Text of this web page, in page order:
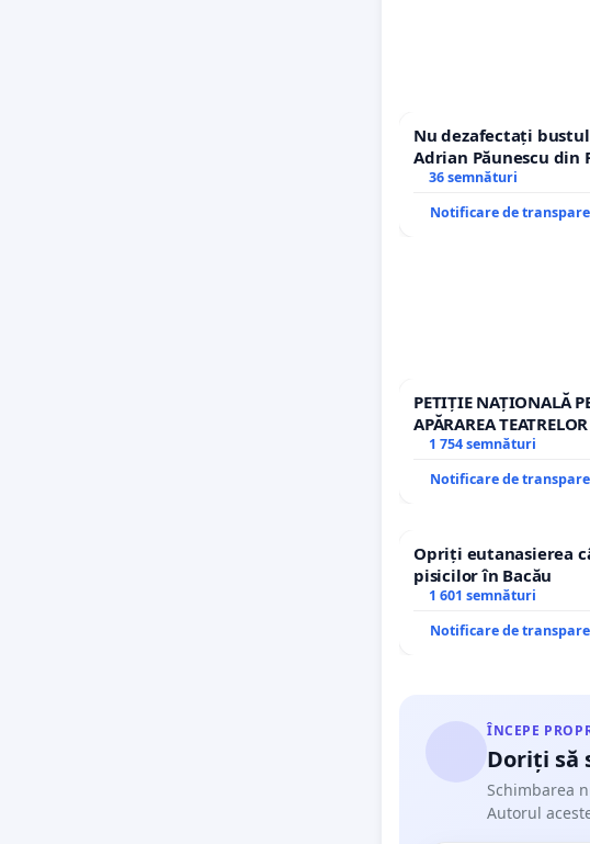
Nu dezafectați
Adrian Păunescu din
Icoanei! Stop
36 semnături
Notificare de
PETIȚIE NAȚIONALĂ
APĂRAREA
REPERTORIU DIN
1 754 semnături
Notificare de
Opriți eutanasierea
pisicilor în Bacău
1 601 semnături
Notificare de
ÎNCEPE
Doriți să
Schimbarea
Autorul